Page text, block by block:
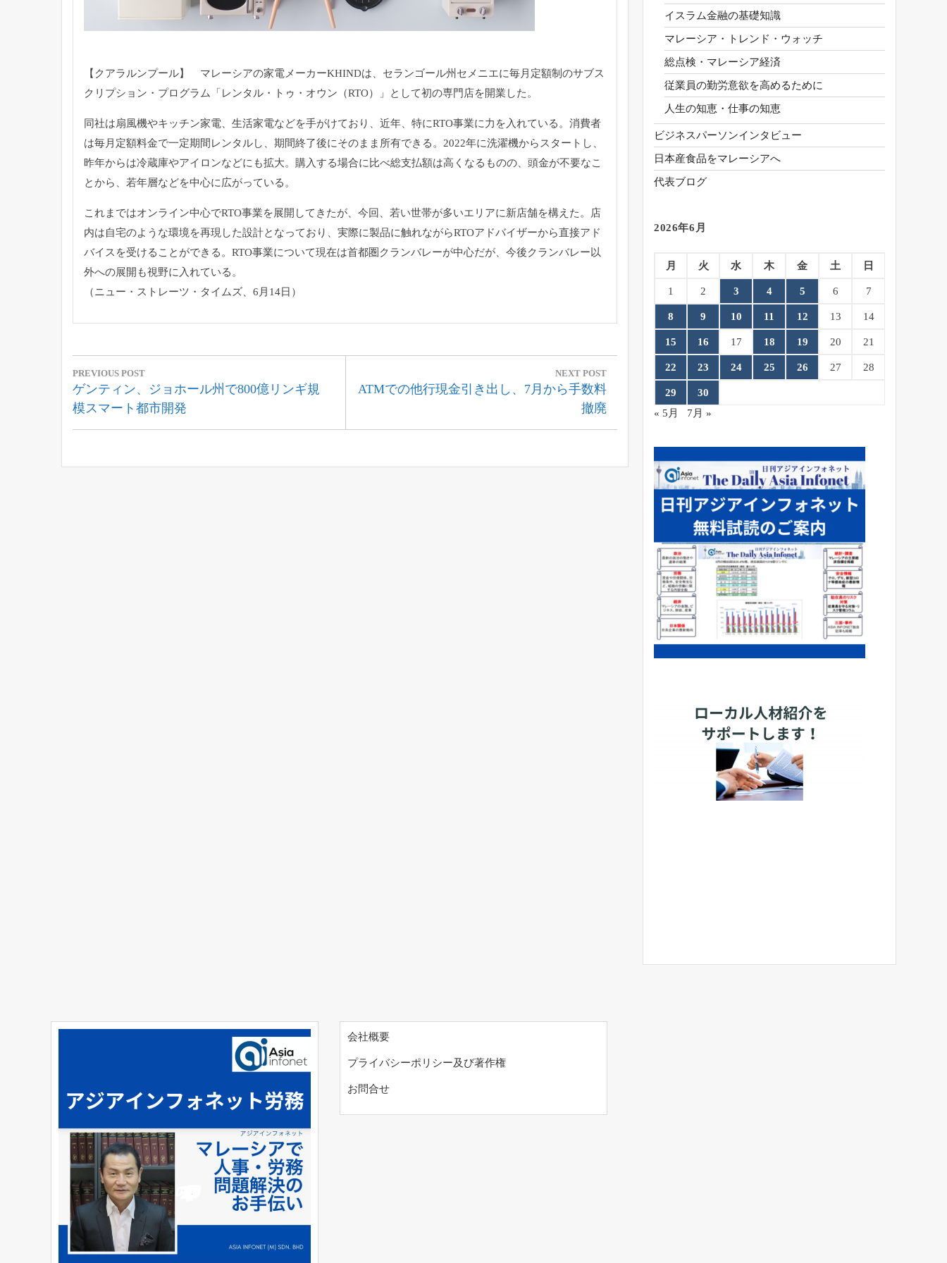
【クアラルンプール】 マレーシアの家電メーカーKHINDは、 セランゴール州セメニエに毎月定額制のサブス
クリプション・ プログラム「レンタル・トゥ・オウン（RTO）」 として初の専門店を開業した。
同社は扇風機やキッチン家電、生活家電などを手がけており、 近年、特にRTO事業に力を入れている。 消費者
は毎月定額料金で一定期間レンタルし、 期間終了後にそのまま所有できる。 2022年に洗濯機からスタートし、
昨年からは冷蔵庫やアイロンなどにも拡大。 購入する場合に比べ総支払額は高くなるものの、 頭金が不要なこ
とから、若年層などを中心に広がっている。
これまではオンライン中心でRTO事業を展開してきたが、今回、 若い世帯が多いエリアに新店舗を構えた。
店
内は自宅のような環境を再現した設計となっており、 実際に製品に触れながらRTOアドバイザーから直接アド
バイスを受けることができる。 RTO事業について現在は首都圏クランバレーが中心だが、 今後クランバレー以
外への展開も視野に入れている。
（ニュー・ストレーツ・タイムズ、6月14日）
投
稿
ナ
ビ
PREVIOUS POST
Previous
Post:
ゲンティン、ジョホール州で800億リンギ規
模スマート都市開発
NEXT POST
Next
ATMでの他行現金引き出し、7月から手数料
撤廃
イスラム金融の基礎知識
マレーシア・トレンド・ウォッチ
総点検・マレーシア経済
従業員の勤労意欲を高めるために
人生の知恵・仕事の知恵
ビジネスパーソンインタビュー
日本産食品をマレーシアへ
代表ブログ
2026年6月
月 火 水 木 金 土 日
1 2 3 4 5 6 7
8 9 10 11 12 13 14
15 16 17 18 19 20 21
22 23 24 25 26 27 28
29
30
« 5月
7月 »
会社概要
プライバシーポリシー及び著作権
お問合せ